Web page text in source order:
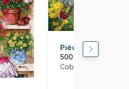
Pièces XXL - By
500 pièces
Cobble Hill